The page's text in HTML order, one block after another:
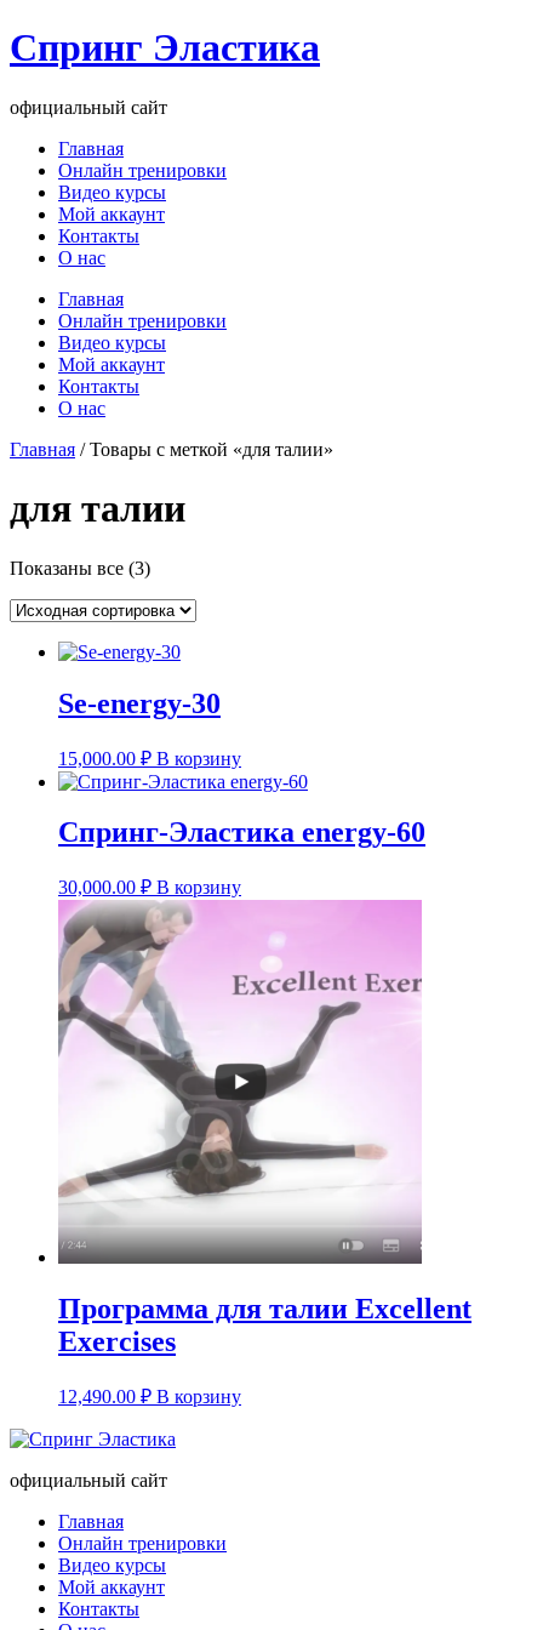
Перейти
к
Спринг Эластика
официальный сайт
Главная
Онлайн тренировки
Видео курсы
Мой аккаунт
Контакты
О нас
МенюГлавная
Онлайн тренировки
Видео курсы
Мой аккаунт
Контакты
О нас
Главная / Товары с меткой «для талии»
для талии
Показаны все (3)
Se-energy-30
15,000.00 ₽ В корзину
Спринг-Эластика energy-60
30,000.00 ₽ В корзину
Программа для талии Excellent
Exercises
12,490.00 ₽ В корзину
официальный сайт
Главная
Онлайн тренировки
Видео курсы
Мой аккаунт
Контакты